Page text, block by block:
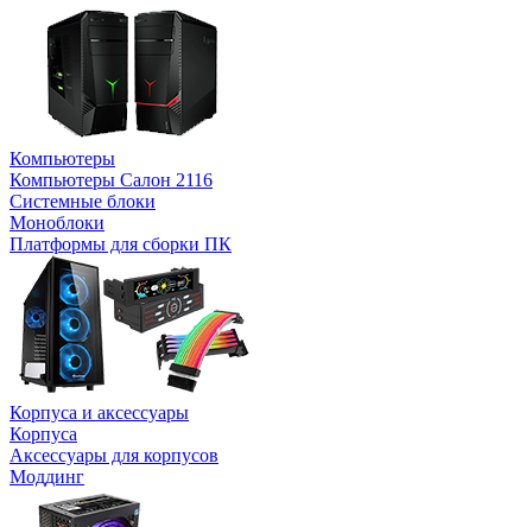
Компьютеры
Компьютеры Салон 2116
Системные блоки
Моноблоки
Платформы для сборки ПК
Корпуса и аксессуары
Корпуса
Аксессуары для корпусов
Моддинг